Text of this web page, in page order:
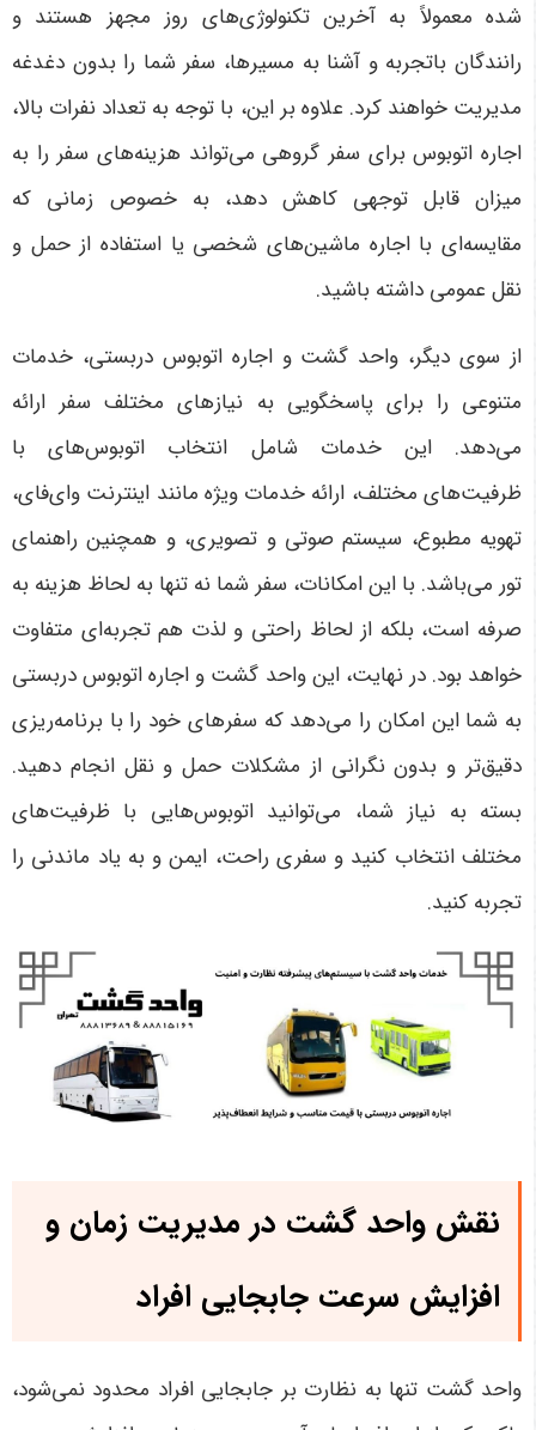
شده معمولاً به آخرین تکنولوژی‌های روز مجهز هستند و
رانندگان باتجربه و آشنا به مسیرها، سفر شما را بدون دغدغه
مدیریت خواهند کرد. علاوه بر این، با توجه به تعداد نفرات بالا،
اجاره اتوبوس برای سفر گروهی می‌تواند هزینه‌های سفر را به
میزان قابل توجهی کاهش دهد، به خصوص زمانی که
مقایسه‌ای با اجاره ماشین‌های شخصی یا استفاده از حمل و
نقل عمومی داشته باشید.
از سوی دیگر، واحد گشت و اجاره اتوبوس دربستی، خدمات
متنوعی را برای پاسخگویی به نیازهای مختلف سفر ارائه
می‌دهد. این خدمات شامل انتخاب اتوبوس‌های با
ظرفیت‌های مختلف، ارائه خدمات ویژه مانند اینترنت وای‌فای،
تهویه مطبوع، سیستم صوتی و تصویری، و همچنین راهنمای
تور می‌باشد. با این امکانات، سفر شما نه تنها به لحاظ هزینه به
صرفه است، بلکه از لحاظ راحتی و لذت هم تجربه‌ای متفاوت
خواهد بود. در نهایت، این واحد گشت و اجاره اتوبوس دربستی
به شما این امکان را می‌دهد که سفرهای خود را با برنامه‌ریزی
دقیق‌تر و بدون نگرانی از مشکلات حمل و نقل انجام دهید.
بسته به نیاز شما، می‌توانید اتوبوس‌هایی با ظرفیت‌های
مختلف انتخاب کنید و سفری راحت، ایمن و به یاد ماندنی را
تجربه کنید.
نقش واحد گشت در مدیریت زمان و
افزایش سرعت جابجایی افراد
واحد گشت تنها به نظارت بر جابجایی افراد محدود نمی‌شود،